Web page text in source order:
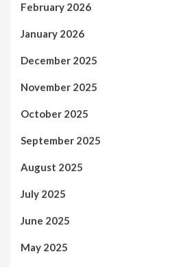
February 2026
January 2026
December 2025
November 2025
October 2025
September 2025
August 2025
July 2025
June 2025
May 2025